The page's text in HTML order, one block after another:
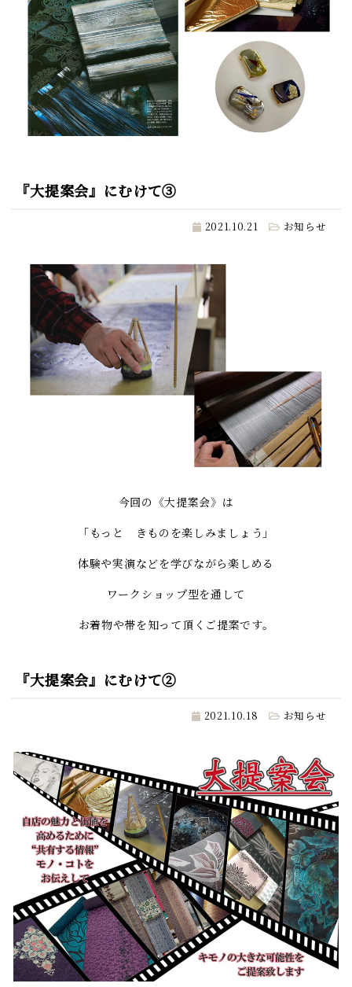
『大提案会』にむけて③
2021.10.21 お知らせ
今回の《大提案会》は
「もっと きものを楽しみましょう」
体験や実演などを学びながら楽しめる
ワークショップ型を通して
お着物や帯を知って頂くご提案です。
『大提案会』にむけて②
2021.10.18 お知らせ